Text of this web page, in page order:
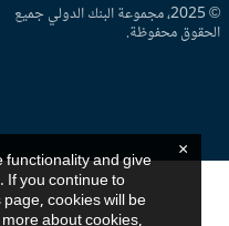
© 2025، مجموعة البنك الدولي جميع
محفوظة.
functionality and give
If you continue to
page, cookies will be